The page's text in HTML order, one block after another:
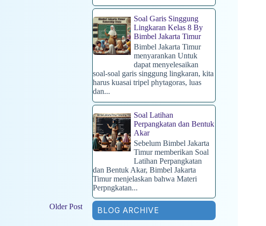
Older Post
Soal Garis Singgung
Lingkaran Kelas 8 By
Bimbel Jakarta Timur
Bimbel Jakarta Timur
menyarankan Untuk
dapat menyelesaikan
soal-soal garis singgung lingkaran, kita
harus kuasai tripel phytagoras, luas
dan...
Soal Latihan
Perpangkatan dan Bentuk
Akar
Sebelum Bimbel Jakarta
Timur memberikan Soal
Latihan Perpangkatan
dan Bentuk Akar, Bimbel Jakarta
Timur menjelaskan bahwa Materi
Perpngkatan...
BLOG ARCHIVE